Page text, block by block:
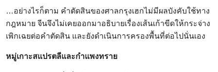
…อย่างไรก็ตาม คำตัดสินของศาลกรุงเฮกไม่มีผลบังคับใช้ทาง
กฎหมาย จีนจึงไม่เคยออกมาอธิบายเรื่องเส้นเก้าขีดให้กระจ่าง
เพิกเฉยต่อคำตัดสิน และยังดำเนินการครองพื้นที่ต่อไปนั่นเอง
หมู่เกาะสแปรตลีและกำแพงทราย